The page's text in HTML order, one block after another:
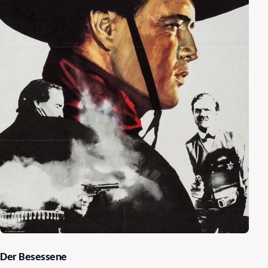
Der Besessene